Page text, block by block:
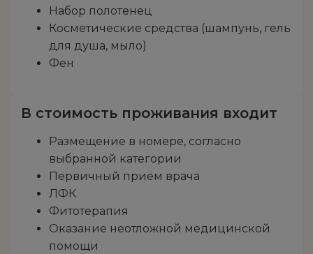
Набор полотенец
Косметические средства (шампунь, гель
для душа, мыло)
Фен
В стоимость проживания входит
Размещение в номере, согласно
выбранной категории
Первичный приём врача
ЛФК
Фитотерапия
Оказание неотложной медицинской
помощи